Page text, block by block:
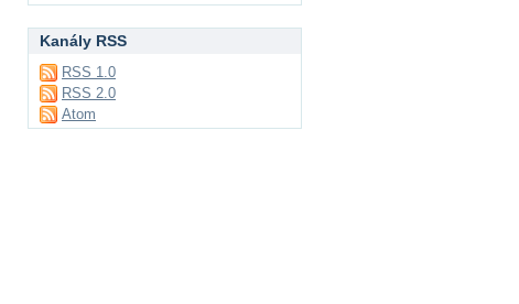
Kanály RSS
RSS 1.0
RSS 2.0
Atom